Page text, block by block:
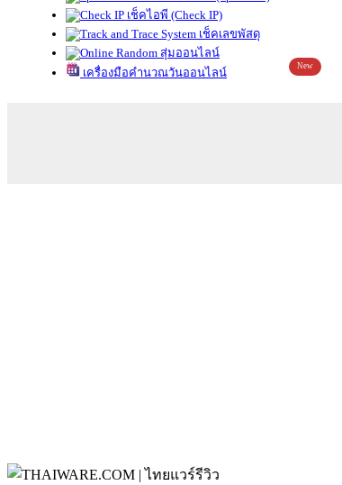
เช็คไอพี (Check IP)
เช็คเลขพัสดุ
สุ่มออนไลน์
เครื่องมือคำนวณวันออนไลน์
New